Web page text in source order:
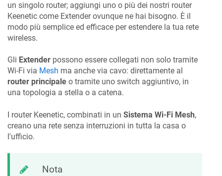
un singolo router; aggiungi uno o più dei nostri router
Keenetic come Extender ovunque ne hai bisogno. È il
modo più semplice ed efficace per estendere la tua rete
wireless.
Gli Extender possono essere collegati non solo tramite
Wi-Fi via Mesh ma anche via cavo: direttamente al
router principale o tramite uno switch aggiuntivo, in
una topologia a stella o a catena.
I router Keenetic, combinati in un Sistema Wi-Fi Mesh,
creano una rete senza interruzioni in tutta la casa o
l'ufficio.
Nota